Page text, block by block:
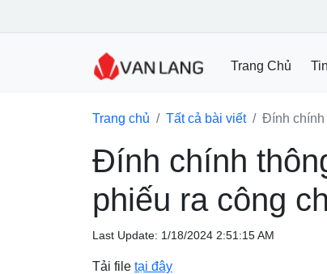
Trang Chủ
Trang chủ Tất cả bài viết Đính chính
Đính chính
phiếu ra công
Last Update: 1/18/2024 2:51:15 AM
Tải file tại đây